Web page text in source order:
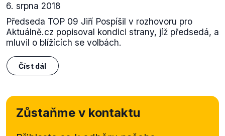
6. srpna 2018
Předseda TOP 09 Jiří Pospíšil v rozhovoru pro
Aktuálně.cz popisoval kondici strany, jíž předsedá, a
mluvil o blížících se volbách.
Číst dál
Zůstaňme v kontaktu